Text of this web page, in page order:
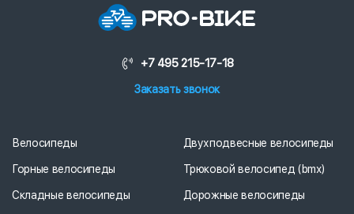
+7 495 215-17-18
Заказать звонок
Велосипеды
Горные велосипеды
Складные велосипеды
Двухподвесные велосипеды
Трюковой велосипед (bmx)
Дорожные велосипеды